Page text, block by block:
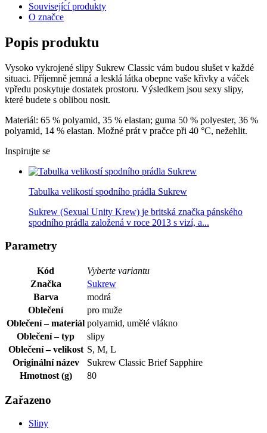
Související produkty
O značce
Popis produktu
Vysoko vykrojené slipy Sukrew Classic vám budou slušet v každé
situaci. Příjemně jemná a lesklá látka obepne vaše křivky a váček
vpředu poskytuje dostatek prostoru. Výsledkem jsou sexy slipy,
které budete s oblibou nosit.
Materiál: 65 % polyamid, 35 % elastan; guma 50 % polyester, 36 %
polyamid, 14 % elastan. Možné prát v pračce při 40 °C, nežehlit.
Inspirujte se
Tabulka velikostí spodního prádla Sukrew
Sukrew (Sexual Unity Krew) je britská značka pánského
spodního prádla založená v roce 2013 s vizí, a...
Parametry
Kód
Vyberte variantu
Značka
Sukrew
Barva
modrá
Oblečení
pro muže
Oblečení – materiál polyamid, umělé vlákno
Oblečení – typ
slipy
Oblečení – velikost S, M, L
Originální název
Sukrew Classic Brief Sapphire
Hmotnost (g)
80
Zařazeno
Slipy